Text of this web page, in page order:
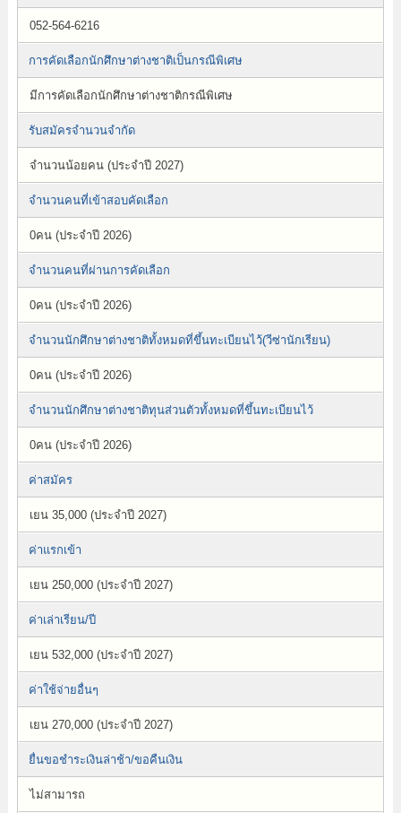
052-564-6216
การคัดเลือกนักศึกษาต่างชาติเป็นกรณีพิเศษ
มีการคัดเลือกนักศึกษาต่างชาติกรณีพิเศษ
รับสมัครจำนวนจำกัด
จำนวนน้อยคน (ประจำปี 2027)
จำนวนคนที่เข้าสอบคัดเลือก
0คน (ประจำปี 2026)
จำนวนคนที่ผ่านการคัดเลือก
0คน (ประจำปี 2026)
จำนวนนักศึกษาต่างชาติทั้งหมดที่ขึ้นทะเบียนไว้(วีซ่านักเรียน)
0คน (ประจำปี 2026)
จำนวนนักศึกษาต่างชาติทุนส่วนตัวทั้งหมดที่ขึ้นทะเบียนไว้
0คน (ประจำปี 2026)
ค่าสมัคร
เยน 35,000 (ประจำปี 2027)
ค่าแรกเข้า
เยน 250,000 (ประจำปี 2027)
ค่าเล่าเรียน/ปี
เยน 532,000 (ประจำปี 2027)
ค่าใช้จ่ายอื่นๆ
เยน 270,000 (ประจำปี 2027)
ยื่นขอชำระเงินล่าช้า/ขอคืนเงิน
ไม่สามารถ